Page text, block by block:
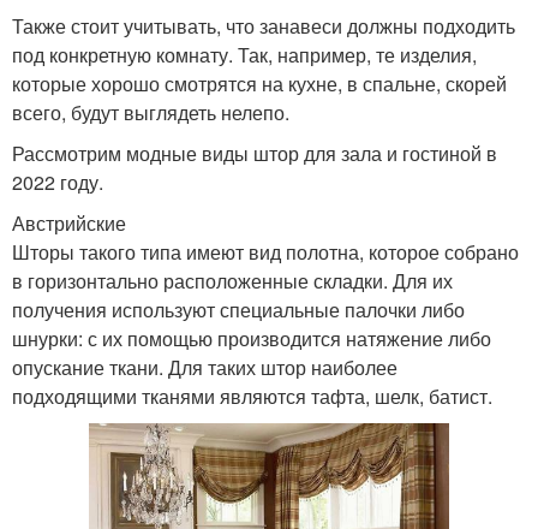
Также стоит учитывать, что занавеси должны подходить
под конкретную комнату. Так, например, те изделия,
которые хорошо смотрятся на кухне, в спальне, скорей
всего, будут выглядеть нелепо.
Рассмотрим модные виды штор для зала и гостиной в
2022 году.
Австрийские
Шторы такого типа имеют вид полотна, которое собрано
в горизонтально расположенные складки. Для их
получения используют специальные палочки либо
шнурки: с их помощью производится натяжение либо
опускание ткани. Для таких штор наиболее
подходящими тканями являются тафта, шелк, батист.